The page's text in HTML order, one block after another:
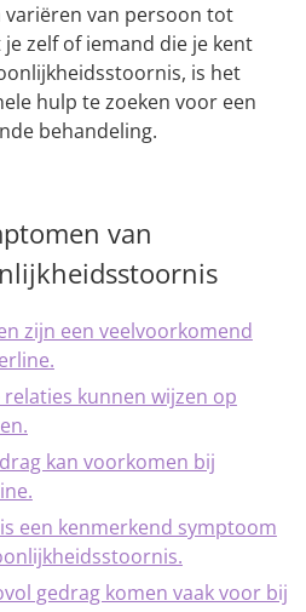
van persoon tot
zelf of iemand die je kent
is het
hulp te zoeken voor een
behandeling.
van
zijn een veelvoorkomend
kunnen wijzen op
kan voorkomen bij
een kenmerkend symptoom
gedrag komen vaak voor bij